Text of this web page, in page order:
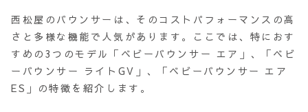
西松屋のバウンサーは、そのコストパフォーマンスの高
さと多様な機能で人気があります。ここでは、特におす
すめの3つのモデル「ベビーバウンサー エア」、「ベビ
ーバウンサー ライトGV」、「ベビーバウンサー エア
ES」の特徴を紹介します。